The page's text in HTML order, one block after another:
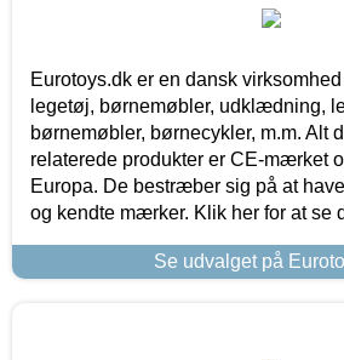
Eurotoys.dk er en dansk
legetøj, børnemøbler, udklædning,
børnemøbler, børnecykler, m.m. Alt
relaterede produkter er CE-mærket
Europa. De bestræber sig på at
og kendte mærker. Klik her for at se
Se udvalget på